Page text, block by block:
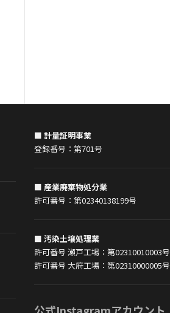
■ 計量証明事業
登録番号：第701号
■ 産業廃棄物処分業
許可番号：第02340138199号
■ 汚染土壌処理業
許可番号 瀬戸工場：第02310010003号
許可番号 大府工場：第02310000005号